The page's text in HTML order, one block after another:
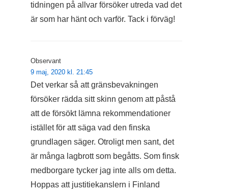
tidningen på allvar försöker utreda vad det
är som har hänt och varför. Tack i förväg!
Observant
9 maj, 2020 kl. 21:45
Det verkar så att gränsbevakningen
försöker rädda sitt skinn genom att påstå
att de försökt lämna rekommendationer
istället för att säga vad den finska
grundlagen säger. Otroligt men sant, det
är många lagbrott som begåtts. Som finsk
medborgare tycker jag inte alls om detta.
Hoppas att justitiekanslern i Finland